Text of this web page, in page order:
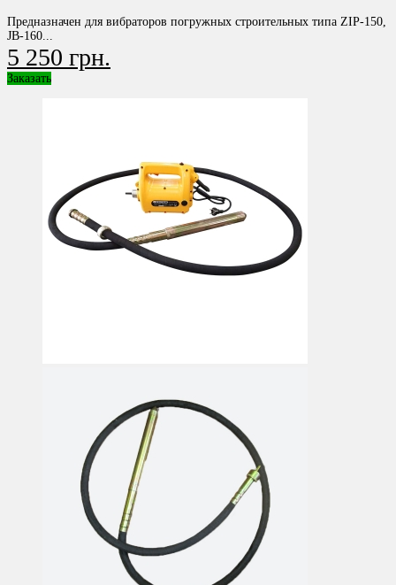
Предназначен для вибраторов погружных строительных типа ZIP-150,
JB-160...
5 250 грн.
Заказать